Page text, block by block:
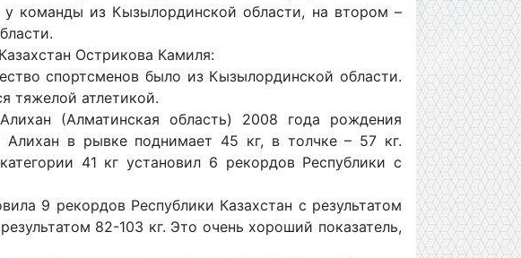
команды из Кызылординской области, на втором –
Острикова Камиля:
спортсменов было из Кызылординской области.
тяжелой атлетикой.
(Алматинская область) 2008 года рождения
в рывке поднимает 45 кг, в толчке – 57 кг.
41 кг установил 6 рекордов Республики с
9 рекордов Республики Казахстан с результатом
82-103 кг. Это очень хороший показатель,